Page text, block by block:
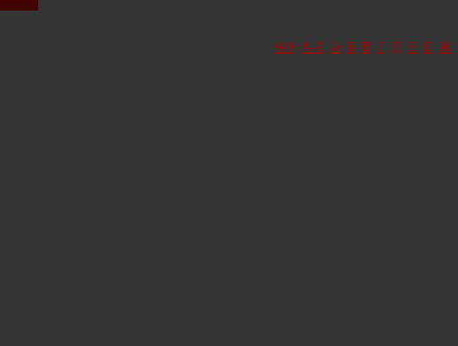
0-9 A-Z А Б В Г Д Е Ё Ж